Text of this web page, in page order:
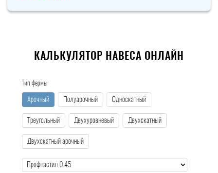
КАЛЬКУЛЯТОР НАВЕСА ОНЛАЙН
Тип фермы
Арочный Полуарочный Односкатный
Треугольный Двухуровневый Двухскатный
Двухскатный арочный